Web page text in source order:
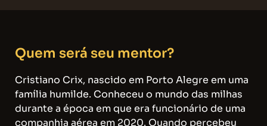
Quem será seu mentor?
Cristiano Crix, nascido em Porto Alegre em uma
família humilde. Conheceu o mundo das milhas
durante a época em que era funcionário de uma
companhia aérea em 2020. Quando percebeu